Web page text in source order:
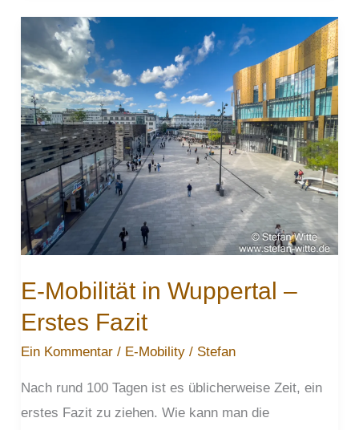
erste
Ladesäule
fussläufig
entfernt
E-Mobilität in Wuppertal –
Erstes Fazit
Ein Kommentar / E-Mobility / Stefan
Nach rund 100 Tagen ist es üblicherweise Zeit, ein
erstes Fazit zu ziehen. Wie kann man die